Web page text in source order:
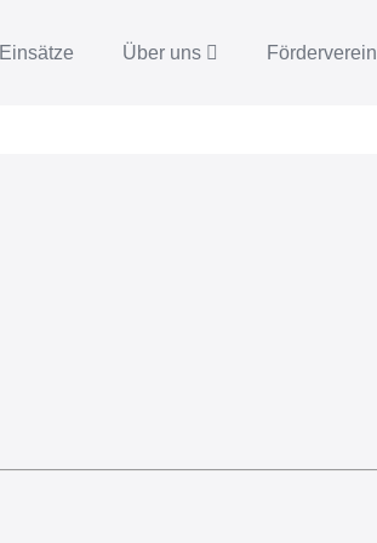
Einsätze Über uns Förderverein